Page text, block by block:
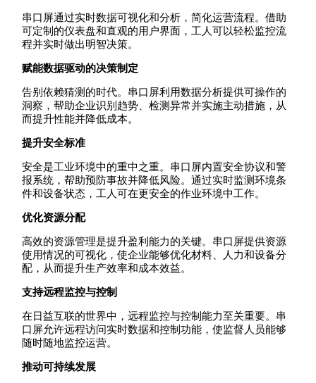
串口屏通过实时数据可视化和分析，简化运营流程。借助
可定制的仪表盘和直观的用户界面，工人可以轻松监控流
程并实时做出明智决策。
赋能数据驱动的决策制定
告别依赖猜测的时代。串口屏利用数据分析提供可操作的
洞察，帮助企业识别趋势、检测异常并实施主动措施，从
而提升性能并降低成本。
提升安全标准
安全是工业环境中的重中之重。串口屏内置安全协议和警
报系统，帮助预防事故并降低风险。通过实时监测环境条
件和设备状态，工人可在更安全的作业环境中工作。
优化资源分配
高效的资源管理是提升盈利能力的关键。串口屏提供资源
使用情况的可视化，使企业能够优化材料、人力和设备分
配，从而提升生产效率和成本效益。
支持远程监控与控制
在日益互联的世界中，远程监控与控制能力至关重要。串
口屏允许远程访问实时数据和控制功能，使监督人员能够
随时随地监控运营。
推动可持续发展